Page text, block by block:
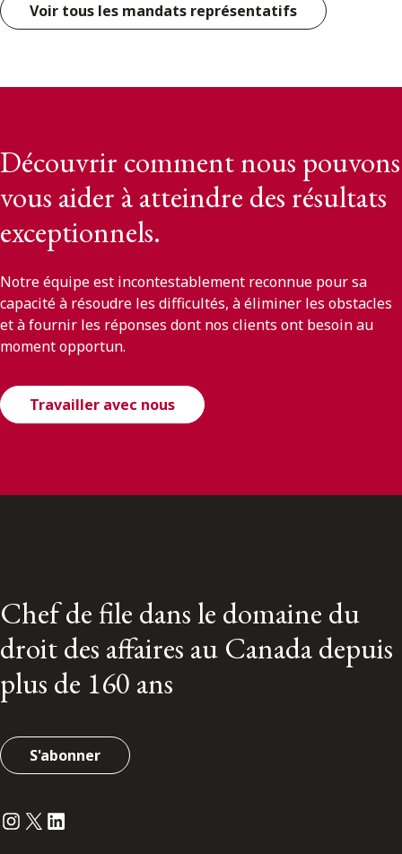
Voir tous les mandats représentatifs
Découvrir comment nous pouvons
vous aider à atteindre des résultats
exceptionnels.
Notre équipe est incontestablement reconnue pour sa
capacité à résoudre les difficultés, à éliminer les obstacles
et à fournir les réponses dont nos clients ont besoin au
moment opportun.
Travailler avec nous
Chef de file dans le domaine du
droit des affaires au Canada depuis
plus de 160 ans
S'abonner
Instagram
Twitter
LinkedIn